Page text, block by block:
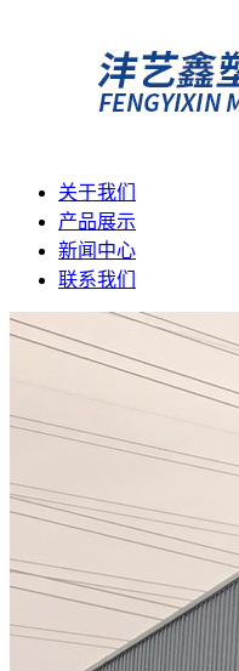
关于我们
产品展示
新闻中心
联系我们